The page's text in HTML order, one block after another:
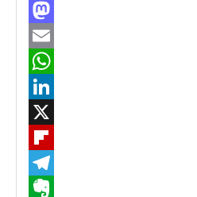
Facebook
Mastodon
Email
WhatsApp
LinkedIn
Flipboard
Telegram